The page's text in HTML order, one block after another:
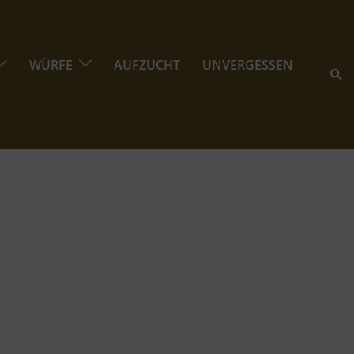
WÜRFE AUFZUCHT UNVERGESSEN